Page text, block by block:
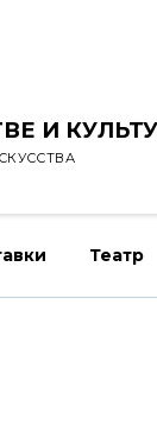
И
Театр